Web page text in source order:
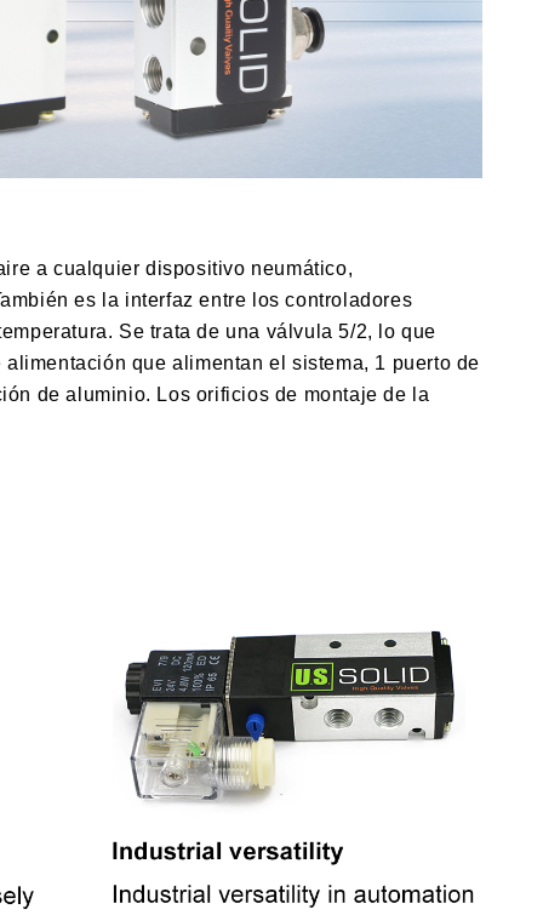
a cualquier dispositivo neumático,
es la interfaz entre los controladores
Se trata de una válvula 5/2, lo que
que alimentan el sistema, 1 puerto de
de aluminio. Los orificios de montaje de la